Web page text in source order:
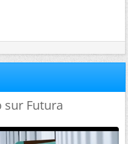
sur Futura